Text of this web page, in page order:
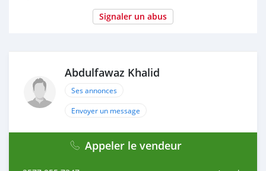
Signaler un abus
Abdulfawaz Khalid
Ses annonces
Envoyer un message
Appeler le vendeur